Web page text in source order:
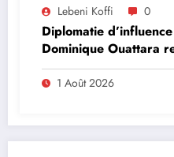
Lebeni Koffi 0
Diplomatie
Dominique Ouattara
leadership solidaire
Afrique
1 Août 2026